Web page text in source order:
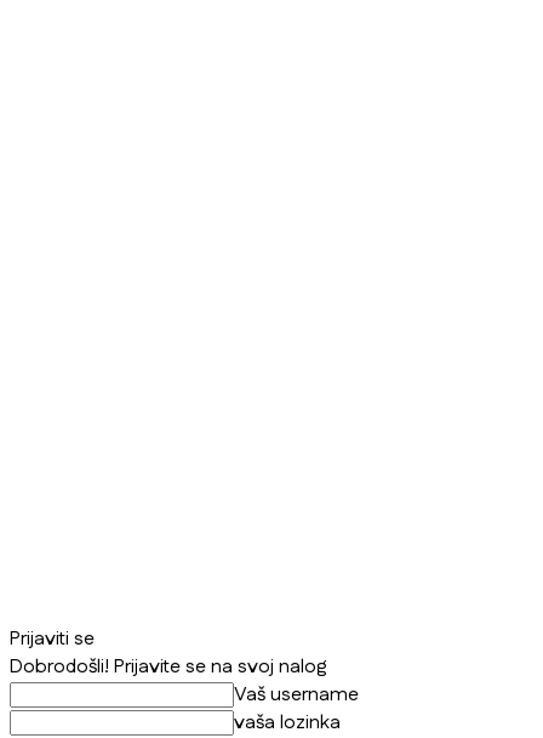
Prijaviti se
Dobrodošli! Prijavite se na svoj nalog
Vaš username
vaša lozinka